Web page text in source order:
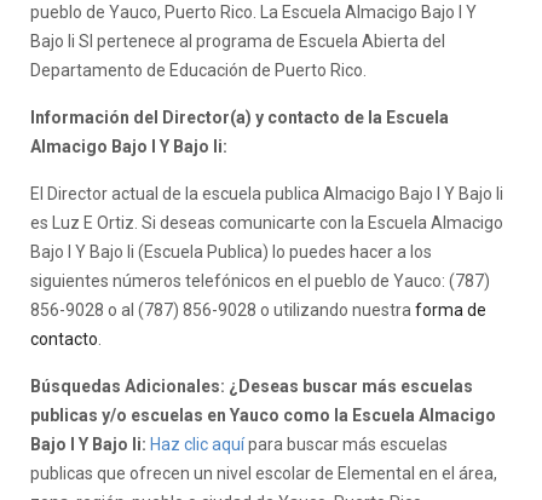
pueblo de Yauco, Puerto Rico. La Escuela Almacigo Bajo I Y
Bajo Ii SI pertenece al programa de Escuela Abierta del
Departamento de Educación de Puerto Rico.
Información del Director(a) y contacto de la Escuela
Almacigo Bajo I Y Bajo Ii:
El Director actual de la escuela publica Almacigo Bajo I Y Bajo Ii
es Luz E Ortiz. Si deseas comunicarte con la Escuela Almacigo
Bajo I Y Bajo Ii (Escuela Publica) lo puedes hacer a los
siguientes números telefónicos en el pueblo de Yauco: (787)
856-9028 o al (787) 856-9028 o utilizando nuestra forma de
contacto
Búsquedas Adicionales: ¿Deseas buscar más escuelas
publicas y/o escuelas en Yauco como la Escuela Almacigo
Bajo I Y Bajo Ii: Haz clic aquípara buscar más escuelas
publicas que ofrecen un nivel escolar de Elemental en el área,